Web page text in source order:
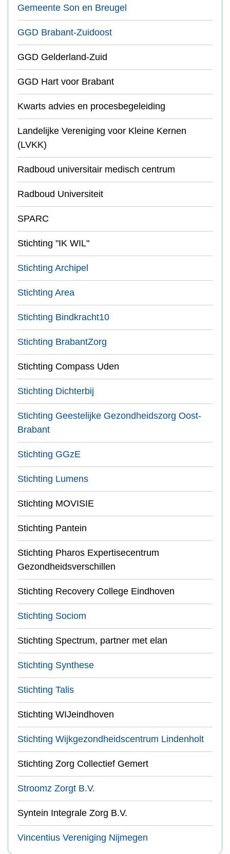
Gemeente Son en Breugel
GGD Brabant-Zuidoost
GGD Gelderland-Zuid
GGD Hart voor Brabant
Kwarts advies en procesbegeleiding
Landelijke Vereniging voor Kleine Kernen
(LVKK)
Radboud universitair medisch centrum
Radboud Universiteit
SPARC
Stichting "IK WIL"
Stichting Archipel
Stichting Area
Stichting Bindkracht10
Stichting BrabantZorg
Stichting Compass Uden
Stichting Dichterbij
Stichting Geestelijke Gezondheidszorg Oost-
Brabant
Stichting GGzE
Stichting Lumens
Stichting MOVISIE
Stichting Pantein
Stichting Pharos Expertisecentrum
Gezondheidsverschillen
Stichting Recovery College Eindhoven
Stichting Sociom
Stichting Spectrum, partner met elan
Stichting Synthese
Stichting Talis
Stichting WIJeindhoven
Stichting Wijkgezondheidscentrum Lindenholt
Stichting Zorg Collectief Gemert
Stroomz Zorgt B.V.
Syntein Integrale Zorg B.V.
Vincentius Vereniging Nijmegen